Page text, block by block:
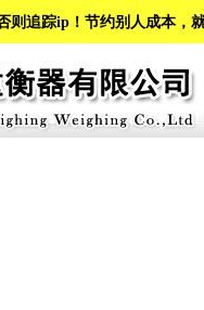
则追踪ip！节约别人成本，